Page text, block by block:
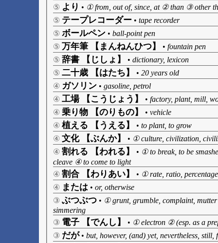
⑤ より • ① from, out of, since, at ② than ③ other
⑤ テープレコーダー • tape recorder
⑤ ボールペン • ball-point pen
⑤ 万年筆 【まんねんひつ】 • fountain pen
⑤ 辞書 【じしょ】 • dictionary, lexicon
⑤ 二十歳 【はたち】 • 20 years old
④ ガソリン • gasoline, petrol
④ 工場 【こうじょう】 • factory, plant, mill,
④ 乗り物 【のりもの】 • vehicle
④ 植える 【うえる】 • to plant, to grow
④ 文化 【ぶんか】 • ① culture, civilization,
④ 割れる 【われる】 • ① to break, to be
cleave ④ to come to light
④ 割合 【わりあい】 • ① rate, ratio,
④ または • or, otherwise
③ ぶつぶつ • ① grunt, grumble, complaint,
simmering
③ 電子 【でんし】 • ① electron ② (esp. as a
③ だが• but, however, (and) yet, nevertheless, still,